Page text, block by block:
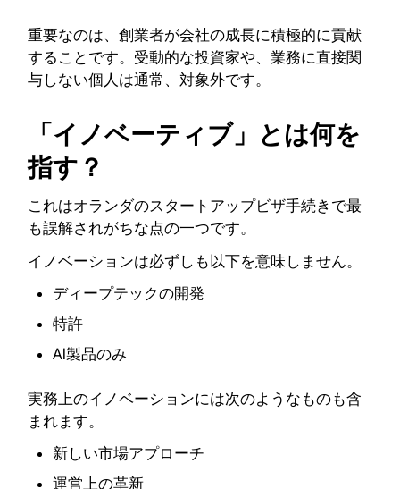
重要なのは、創業者が会社の成長に積極的に貢献
することです。受動的な投資家や、業務に直接関
与しない個人は通常、対象外です。
「イノベーティブ」とは何を
指す？
これはオランダのスタートアップビザ手続きで最
も誤解されがちな点の一つです。
イノベーションは必ずしも以下を意味しません。
ディープテックの開発
特許
AI製品のみ
実務上のイノベーションには次のようなものも含
まれます。
新しい市場アプローチ
運営上の革新